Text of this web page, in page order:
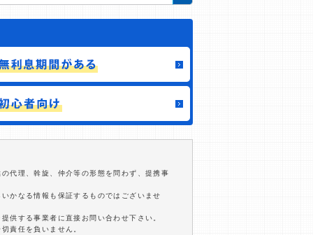
代理、斡旋、仲介等の形態を問わず、提携事
かなる情報も保証するものではございませ
供する事業者に直接お問い合わせ下さい。
責任を負いません。